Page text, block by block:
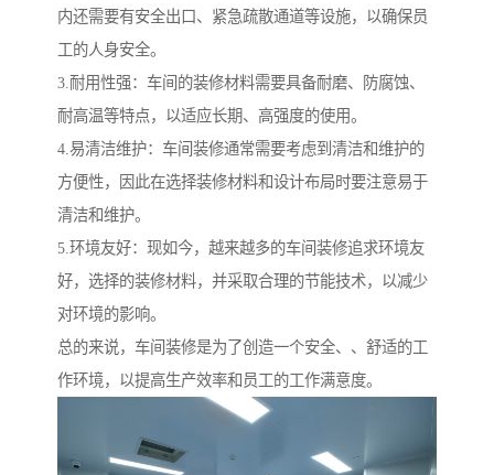
内还需要有安全出口、紧急疏散通道等设施，以确保员
工的人身安全。
3.耐用性强：车间的装修材料需要具备耐磨、防腐蚀、
耐高温等特点，以适应长期、高强度的使用。
4.易清洁维护：车间装修通常需要考虑到清洁和维护的
方便性，因此在选择装修材料和设计布局时要注意易于
清洁和维护。
5.环境友好：现如今，越来越多的车间装修追求环境友
好，选择的装修材料，并采取合理的节能技术，以减少
对环境的影响。
总的来说，车间装修是为了创造一个安全、、舒适的工
作环境，以提高生产效率和员工的工作满意度。